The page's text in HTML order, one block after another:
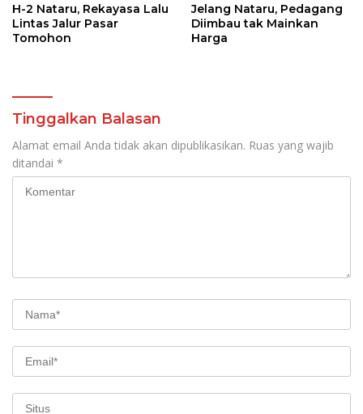
H-2 Nataru, Rekayasa Lalu
Lintas Jalur Pasar
Tomohon
Jelang Nataru, Pedagang
Diimbau tak Mainkan
Harga
Tinggalkan Balasan
Alamat email Anda tidak akan dipublikasikan. Ruas yang wajib
ditandai *